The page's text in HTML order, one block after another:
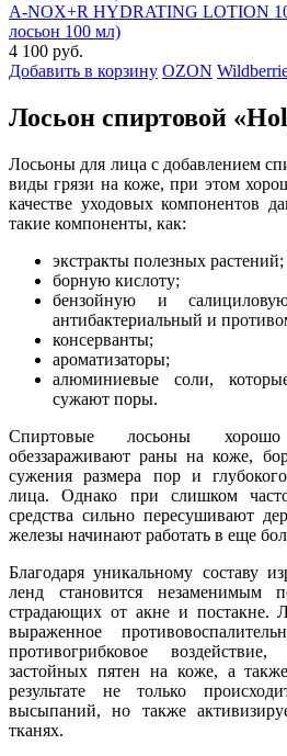
A-NOX+R HYDRATING LOTION
лосьон 100 мл)
4 100 руб.
Добавить в корзину OZON
Лосьон спиртовой
Лосьоны для лица с добавлением
виды грязи на коже, при этом
качестве уходовых компонентов
такие компоненты, как:
экстракты полезных растений;
борную кислоту;
бензойную и
антибактериальный и
консерванты;
ароматизаторы;
алюминиевые соли,
сужают поры.
Спиртовые лосьоны
обеззараживают раны на коже,
сужения размера пор и
лица. Однако при слишком
средства сильно пересушивают
железы начинают работать в еще
Благодаря уникальному составу
ленд становится незаменимым
страдающих от акне и постакне.
выраженное
противогрибковое воздействие,
застойных пятен на коже, а
результате не только
высыпаний, но также
тканях.